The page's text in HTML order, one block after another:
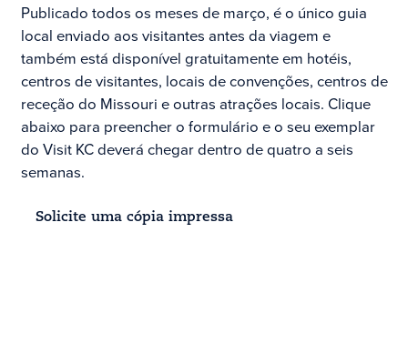
Publicado todos os meses de março, é o único guia
local enviado aos visitantes antes da viagem e
também está disponível gratuitamente em hotéis,
centros de visitantes, locais de convenções, centros de
receção do Missouri e outras atrações locais. Clique
abaixo para preencher o formulário e o seu exemplar
do Visit KC deverá chegar dentro de quatro a seis
semanas.
Solicite uma cópia impressa